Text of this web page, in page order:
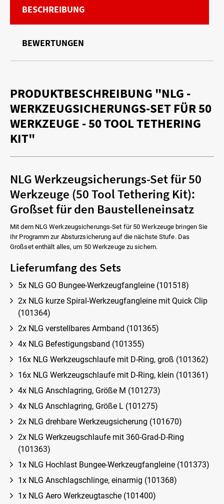
BESCHREIBUNG
BEWERTUNGEN
PRODUKTBESCHREIBUNG "NLG -
WERKZEUGSICHERUNGS-SET FÜR 50
WERKZEUGE - 50 TOOL TETHERING
KIT"
NLG Werkzeugsicherungs-Set für 50
Werkzeuge (50 Tool Tethering Kit):
Großset für den Baustelleneinsatz
Mit dem NLG Werkzeugsicherungs-Set für 50 Werkzeuge bringen Sie
Ihr Programm zur Absturzsicherung auf die nächste Stufe. Das
Großset enthält alles, um 50 Werkzeuge zu sichern.
Lieferumfang des Sets
5x NLG GO Bungee-Werkzeugfangleine (101518)
2x NLG kurze Spiral-Werkzeugfangleine mit Quick Clip
(101364)
2x NLG verstellbares Armband (101365)
4x NLG Befestigungsband (101355)
16x NLG Werkzeugschlaufe mit D-Ring, groß (101362)
16x NLG Werkzeugschlaufe mit D-Ring, klein (101361)
4x NLG Anschlagring, Größe M (101273)
4x NLG Anschlagring, Größe L (101275)
2x NLG drehbare Werkzeugsicherung (101670)
2x NLG Werkzeugschlaufe mit 360-Grad-D-Ring
(101363)
1x NLG Hochlast Bungee-Werkzeugfangleine (101373)
1x NLG Anschlagschlinge, einarmig (101368)
1x NLG Aero Werkzeugtasche (101400)